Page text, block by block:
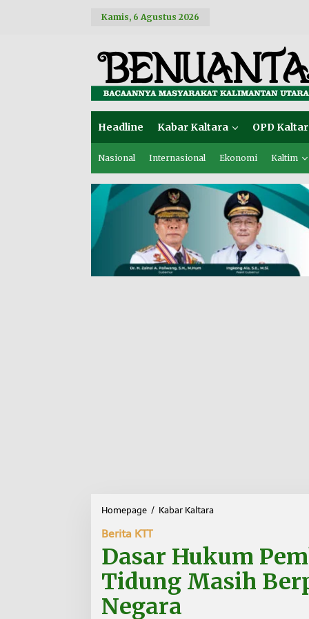
Kamis, 6 Agustus 2026
Headline Kabar Kaltara OPD
Nasional Internasional Ekonomi Kaltim
Homepage / Kabar Kaltara
r
u
Berita KTT
Dasar Hukum
Tidung Masih
Negara